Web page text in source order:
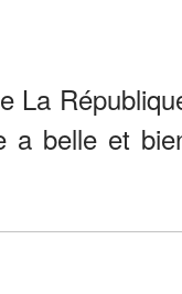
La
a belle et